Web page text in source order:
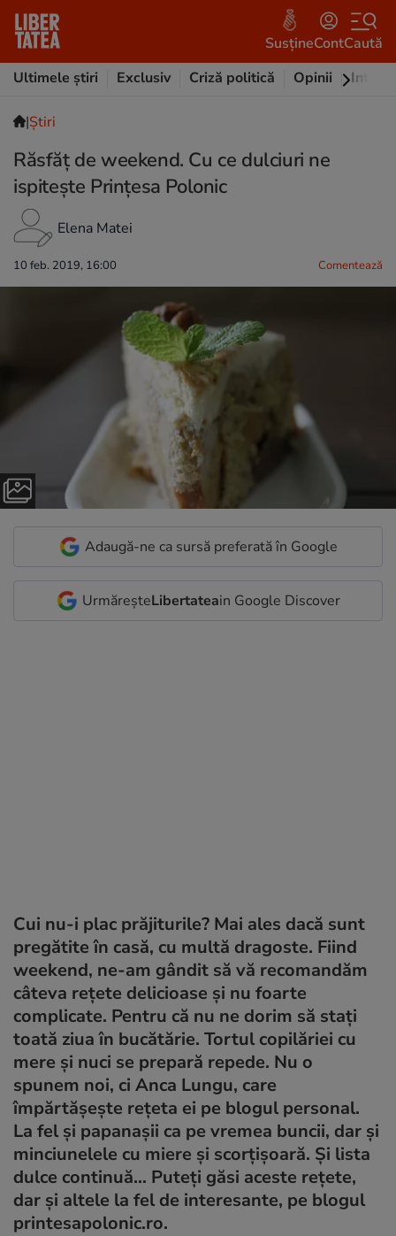
SusțineContCaută
Ultimele știri
Exclusiv Criză politică Opinii
|Ştiri
Răsfăț de weekend. Cu ce dulciuri ne
ispitește Prințesa Polonic
Elena Matei
10 feb. 2019, 16:00 Comentează
Adaugă-ne ca sursă preferată în Google
UrmăreșteLibertateain Google Discover
Cui nu-i plac prăjiturile? Mai ales dacă sunt
pregătite în casă, cu multă dragoste. Fiind
weekend, ne-am gândit să vă recomandăm
câteva rețete delicioase și nu foarte
complicate. Pentru că nu ne dorim să stați
toată ziua în bucătărie. Tortul copilăriei cu
mere și nuci se prepară repede. Nu o
spunem noi, ci Anca Lungu, care
împărtășește rețeta ei pe blogul personal.
La fel și papanașii ca pe vremea buncii, dar și
minciunelele cu miere și scorțișoară. Și lista
dulce continuă… Puteți găsi aceste rețete,
dar și altele la fel de interesante, pe blogul
printesapolonic.ro.